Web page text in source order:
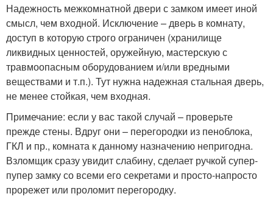
Надежность межкомнатной двери с замком имеет иной
смысл, чем входной. Исключение – дверь в комнату,
доступ в которую строго ограничен (хранилище
ликвидных ценностей, оружейную, мастерскую с
травмоопасным оборудованием и/или вредными
веществами и т.п.). Тут нужна надежная стальная дверь,
не менее стойкая, чем входная.
Примечание: если у вас такой случай – проверьте
прежде стены. Вдруг они – перегородки из пеноблока,
ГКЛ и пр., комната к данному назначению непригодна.
Взломщик сразу увидит слабину, сделает ручкой супер-
пупер замку со всеми его секретами и просто-напросто
прорежет или проломит перегородку.